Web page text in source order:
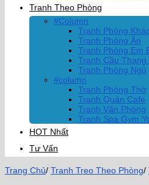
Tranh Theo Phòng
#Column
Tranh Phòng
Tranh Phòng Ăn
Tranh Phòng Em
Tranh Cầu Thang
Tranh Phòng Ngủ
#column
Tranh Phòng Thờ
Tranh Quán Cafe
Tranh Văn Phòng
Tranh Spa Gym
HOT Nhất
Tư Vấn
Trang Chủ/ Tranh Treo Theo Phòng/